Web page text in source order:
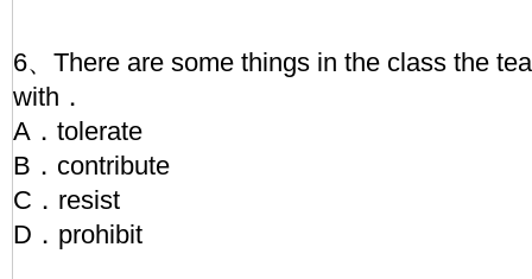
6、There are some things in the class the
with．
A．tolerate
B．contribute
C．resist
D．prohibit